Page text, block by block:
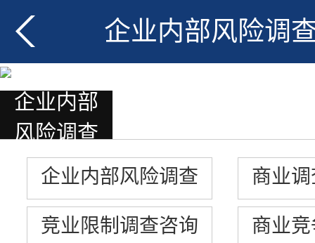
企业内部风险调
企业内部
风险调查
企业内部风险调查 商业
竞业限制调查咨询 商业